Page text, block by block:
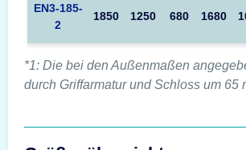
EN3-185-
2
1850 1250 680 1680
*1: Die bei den Außenmaßen
durch Griffarmatur und Schloss um 65